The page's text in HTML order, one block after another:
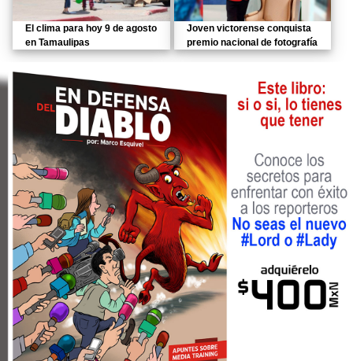
El clima para hoy 9 de agosto
en Tamaulipas
Joven victorense conquista
premio nacional de fotografía